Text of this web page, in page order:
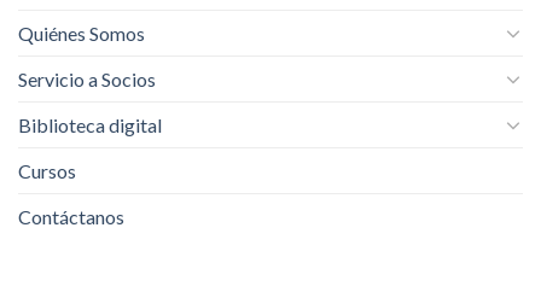
Quiénes Somos
Servicio a Socios
Biblioteca digital
Cursos
Contáctanos